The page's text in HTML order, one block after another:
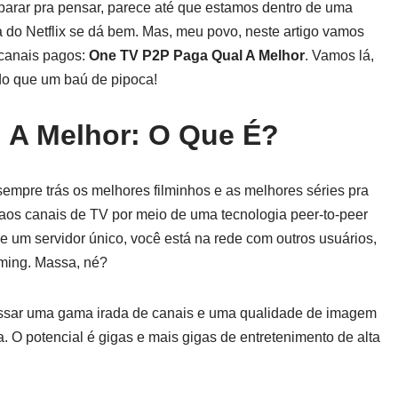
pra pensar, parece até que estamos dentro de uma
Netflix se dá bem. Mas, meu povo, neste artigo vamos
pagos: One TV P2P Paga Qual A Melhor. Vamos lá,
que um baú de pipoca!
A Melhor: O Que É?
trás os melhores filminhos e as melhores séries pra
canais de TV por meio de uma tecnologia peer-to-peer
um servidor único, você está na rede com outros usuários,
Massa, né?
uma gama irada de canais e uma qualidade de imagem
O potencial é gigas e mais gigas de entretenimento de alta